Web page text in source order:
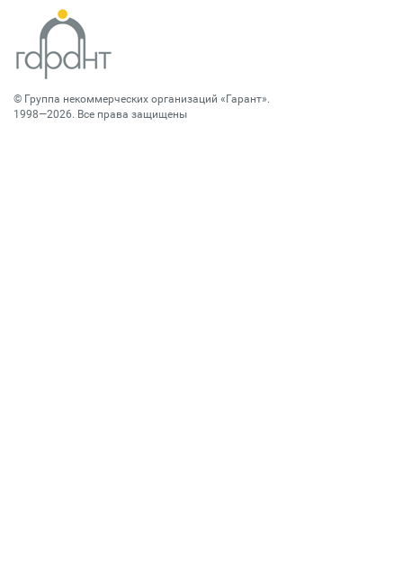
© Группа некоммерческих организаций «Гарант».
1998—2026. Все права защищены